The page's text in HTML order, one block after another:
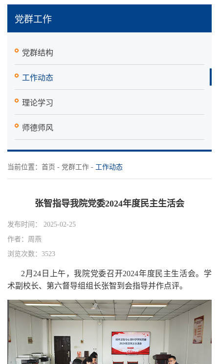
党群工作
党群结构
工作动态
理论学习
师德师风
当前位置： 首页 - 党群工作 - 工作动态
张智指导我院党委2024年度民主生活会
发布时间： 2025-02-25
作者：周燕
浏览次数：3523
2月24日上午，我院党委召开2024年度民主生活会。学
术副校长、第六督导组组长张智到会指导并作点评。